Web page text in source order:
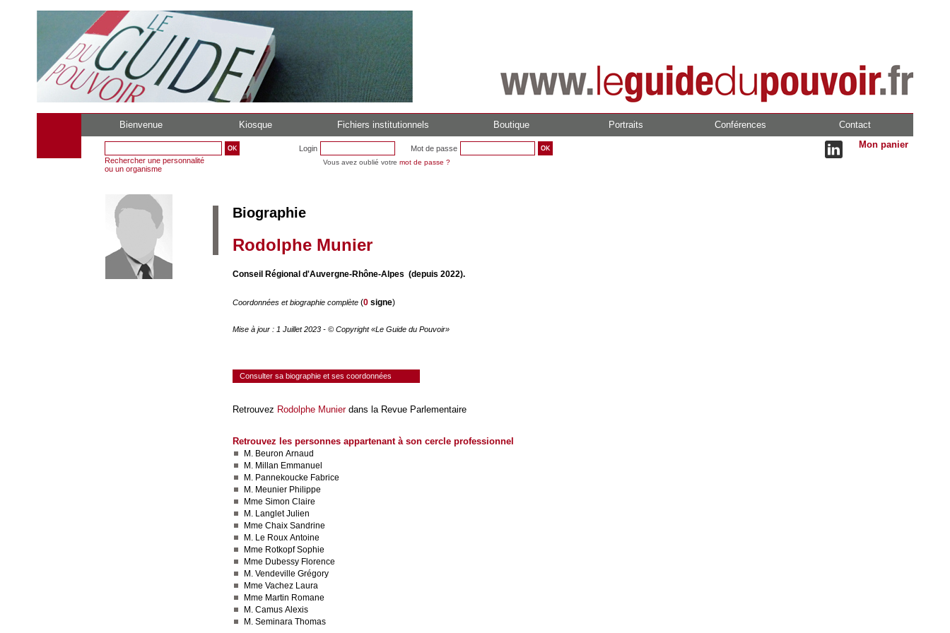
Bienvenue Kiosque Fichiers institutionnels Boutique Portraits Conférences Contact
Rechercher une personnalité
ou un organisme
Login Mot de passe
Vous avez oublié votre mot de passe ?
Mon panier
Biographie
Rodolphe Munier
Conseil Régional d'Auvergne-Rhône-Alpes (depuis 2022).
Coordonnées et biographie complète (0 signe)
Mise à jour : 1 Juillet 2023 - © Copyright «Le Guide du Pouvoir»
Consulter sa biographie et ses coordonnées
Retrouvez Rodolphe Munierdans la Revue Parlementaire
Retrouvez les personnes appartenant à son cercle professionnel
M. Beuron Arnaud
M. Millan Emmanuel
M. Pannekoucke Fabrice
M. Meunier Philippe
Mme Simon Claire
M. Langlet Julien
Mme Chaix Sandrine
M. Le Roux Antoine
Mme Rotkopf Sophie
Mme Dubessy Florence
M. Vendeville Grégory
Mme Vachez Laura
Mme Martin Romane
M. Camus Alexis
M. Seminara Thomas